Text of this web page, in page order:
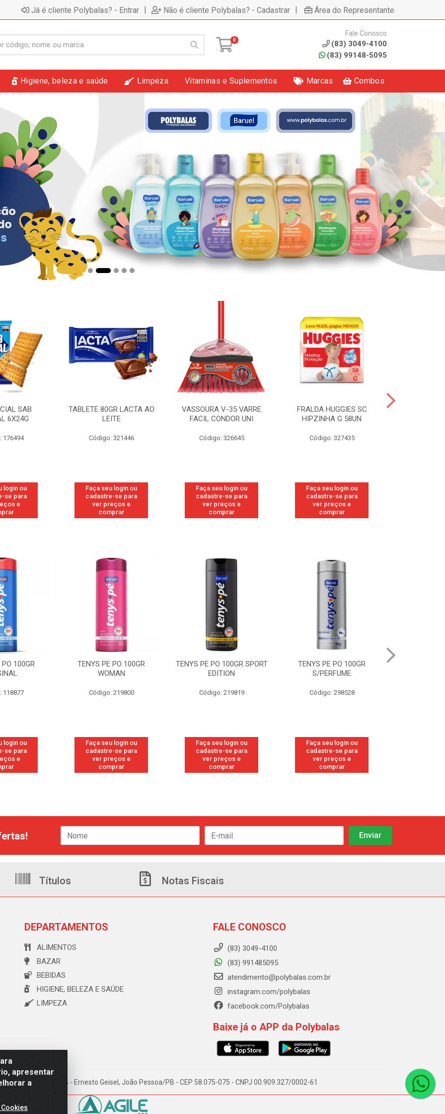
Já é cliente Polybalas? - Entrar | Não é cliente Polybalas? - Cadastrar | Área do Representante
0
Fale Conosco
(83) 3049-4100
(83) 99148-5095
Higiene, beleza e saúde Limpeza Vitaminas e Suplementos Marcas Combos
SAB
6X24G
176494
login ou
se para
e
TABLETE 80GR LACTA AO
LEITE
Código: 321446
Faça seu login ou
cadastre-se para
ver preços e
comprar
VASSOURA V-35 VARRE
FACIL CONDOR UNI
Código: 326645
Faça seu login ou
cadastre-se para
ver preços e
comprar
FRALDA HUGGIES SC
HIPZINHA G 58UN
Código: 327435
Faça seu login ou
cadastre-se para
ver preços e
comprar
100GR
118877
login ou
se para
e
TENYS PE PO 100GR
WOMAN
Código: 219800
Faça seu login ou
cadastre-se para
ver preços e
comprar
TENYS PE PO 100GR SPORT
EDITION
Código: 219819
Faça seu login ou
cadastre-se para
ver preços e
comprar
TENYS PE PO 100GR
S/PERFUME
Código: 298528
Faça seu login ou
cadastre-se para
ver preços e
comprar
apresentar
a
Títulos Notas Fiscais
DEPARTAMENTOS
ALIMENTOS
BAZAR
BEBIDAS
HIGIENE, BELEZA E SAÚDE
LIMPEZA
FALE CONOSCO
(83) 3049-4100
(83) 991485095
atendimento@polybalas.com.br
instagram.com/polybalas
facebook.com/Polybalas
Baixe já o APP da Polybalas
173 Galpão B - Ernesto Geisel, João Pessoa/PB - CEP 58.075-075 - CNPJ 00.909.327/0002-61